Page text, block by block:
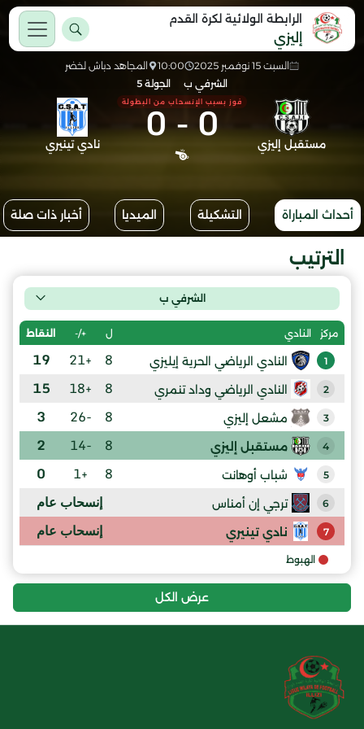
الرابطة الولائية لكرة القدم
إليزي
السبت 15 نوفمبر 2025 10:00
المجاهد دباش لخضر
الشرفي ب
الجولة 5
مستقبل إليزي 0
-
0
فوز بسبب الإنسحاب من البطولة
نادي تينيري
أحداث المباراة التشكيلة الميديا أخبار ذات صلة
الترتيب
الشرفي ب
مركز النادي ل +/- النقاط
1 النادي الرياضي الحرية إيليزي 8
+21
19
2 النادي الرياضي وداد تنمري 8
+18
15
3 مشعل إليزي 8
-26
3
4 مستقبل إليزي 8
-14
2
5 شباب أوهانت 8
+1
0
6 ترجي إن أمناس إنسحاب عام
7 نادي تينيري إنسحاب عام
الهبوط
عرض الكل